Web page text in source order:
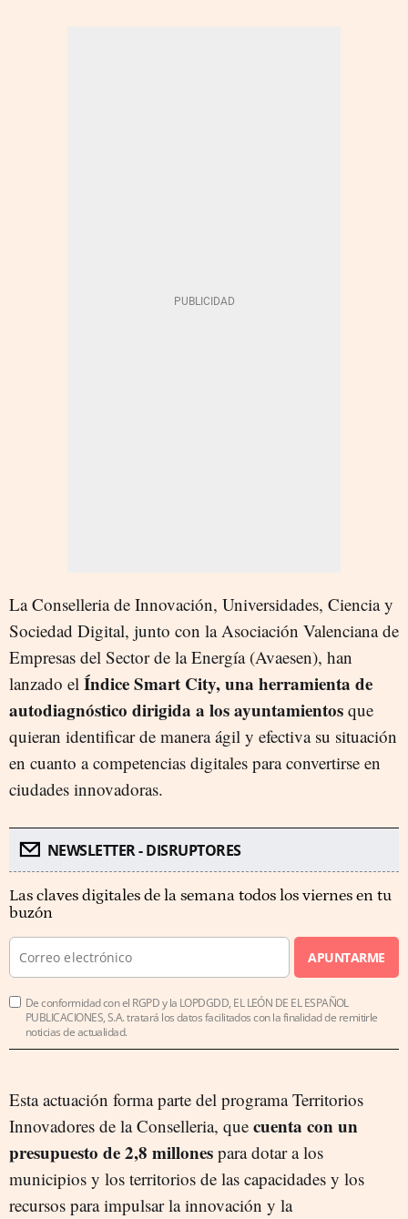
La Conselleria de Innovación, Universidades, Ciencia y
Sociedad Digital, junto con la Asociación Valenciana de
Empresas del Sector de la Energía (Avaesen), han
lanzado el Índice Smart City, una herramienta de
autodiagnóstico dirigida a los ayuntamientos que
quieran identificar de manera ágil y efectiva su situación
en cuanto a competencias digitales para convertirse en
ciudades innovadoras.
NEWSLETTER - DISRUPTORES
Las claves digitales de la semana todos los viernes en tu
buzón
APUNTARME
De conformidad con el RGPD y la LOPDGDD, EL LEÓN DE EL ESPAÑOL
PUBLICACIONES, S.A. tratará los datos facilitados con la finalidad de remitirle
noticias de actualidad.
Esta actuación forma parte del programa Territorios
Innovadores de la Conselleria, que cuenta con un
presupuesto de 2,8 millones para dotar a los
municipios y los territorios de las capacidades y los
recursos para impulsar la innovación y la